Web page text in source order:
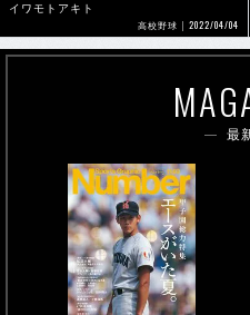
イワモトアキト
高校野球 2022/04/04
最